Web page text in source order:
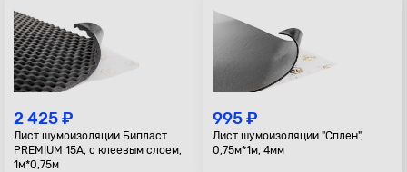
2 425 ₽
Лист шумоизоляции Бипласт
PREMIUM 15A, с клеевым слоем,
1м*0,75м
995 ₽
Лист шумоизоляции "Сплен",
0,75м*1м, 4мм